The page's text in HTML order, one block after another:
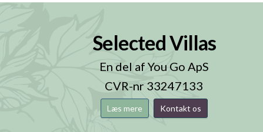
Selected Villas
En del af You Go ApS
CVR-nr 33247133
Læs mere Kontakt os